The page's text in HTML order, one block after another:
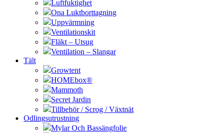
Luftfuktighet
Ona Luktborttagning
Uppvärmning
Ventilationskit
Fläkt – Utsug
Ventilation – Slangar
Tält
Growtent
HOMEbox®
Mammoth
Secret Jardin
Tillbehör / Scrog / Växtnät
Odlingsutrustning
Mylar Och Bassängfolie